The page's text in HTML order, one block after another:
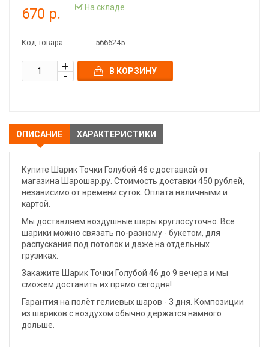
670 р. На складе
Код товара: 5666245
В КОРЗИНУ
ОПИСАНИЕ ХАРАКТЕРИСТИКИ
Купите Шарик Точки Голубой 46 с доставкой от
магазина Шарошар.ру. Стоимость доставки 450 рублей,
независимо от времени суток. Оплата наличными и
картой.
Мы доставляем воздушные шары круглосуточно. Все
шарики можно связать по-разному - букетом, для
распускания под потолок и даже на отдельных
грузиках.
Закажите Шарик Точки Голубой 46 до 9 вечера и мы
сможем доставить их прямо сегодня!
Гарантия на полёт гелиевых шаров - 3 дня. Композиции
из шариков с воздухом обычно держатся намного
дольше.